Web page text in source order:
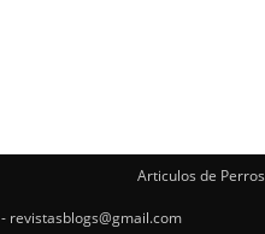
Articulos de Perros
- revistasblogs@gmail.com